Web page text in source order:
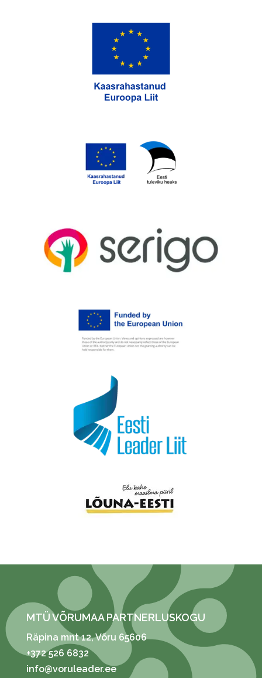
MTÜ VÕRUMAA PARTNERLUSKOGU
Räpina mnt 12, Võru 65606
+372 526 6832
info@voruleader.ee